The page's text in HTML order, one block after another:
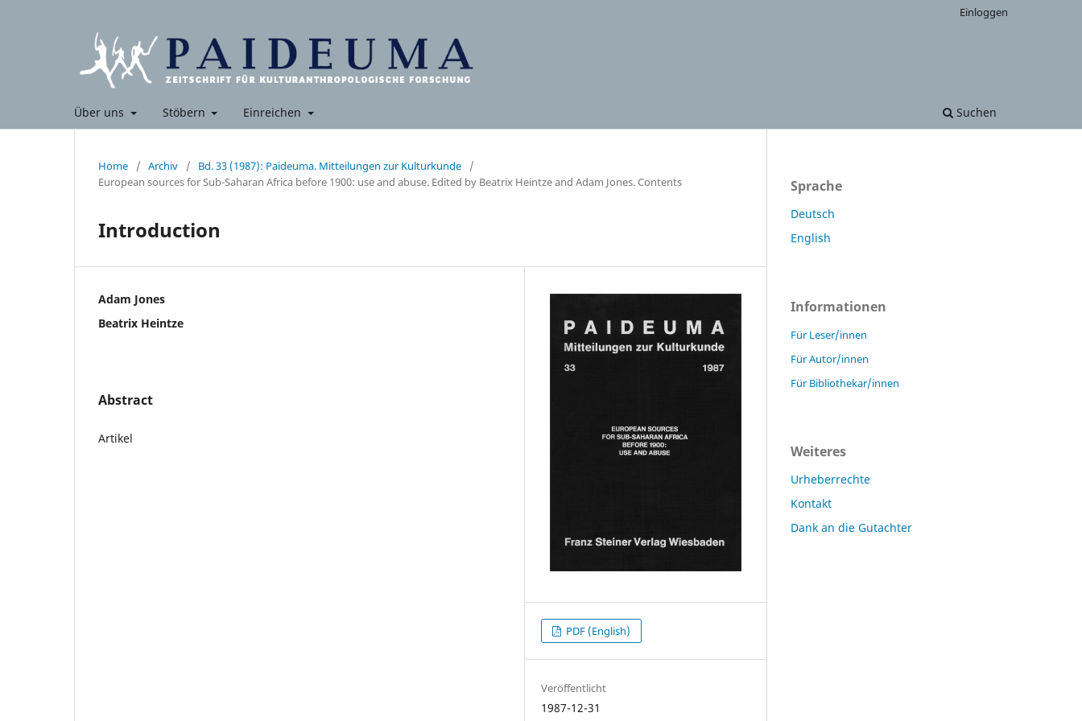
Über uns Stöbern Einreichen Suchen
Einloggen
Home / Archiv / Bd. 33 (1987): Paideuma. Mitteilungen zur Kulturkunde
/
European sources for Sub-Saharan Africa before 1900: use and abuse. Edited by Beatrix Heintze and Adam Jones. Contents
Introduction
Adam Jones
Beatrix Heintze
Abstract
Artikel
PDF (English)
Veröffentlicht
1987-12-31
Sprache
Deutsch
English
Informationen
Für Leser/innen
Für Autor/innen
Für Bibliothekar/innen
Weiteres
Urheberrechte
Kontakt
Dank an die Gutachter